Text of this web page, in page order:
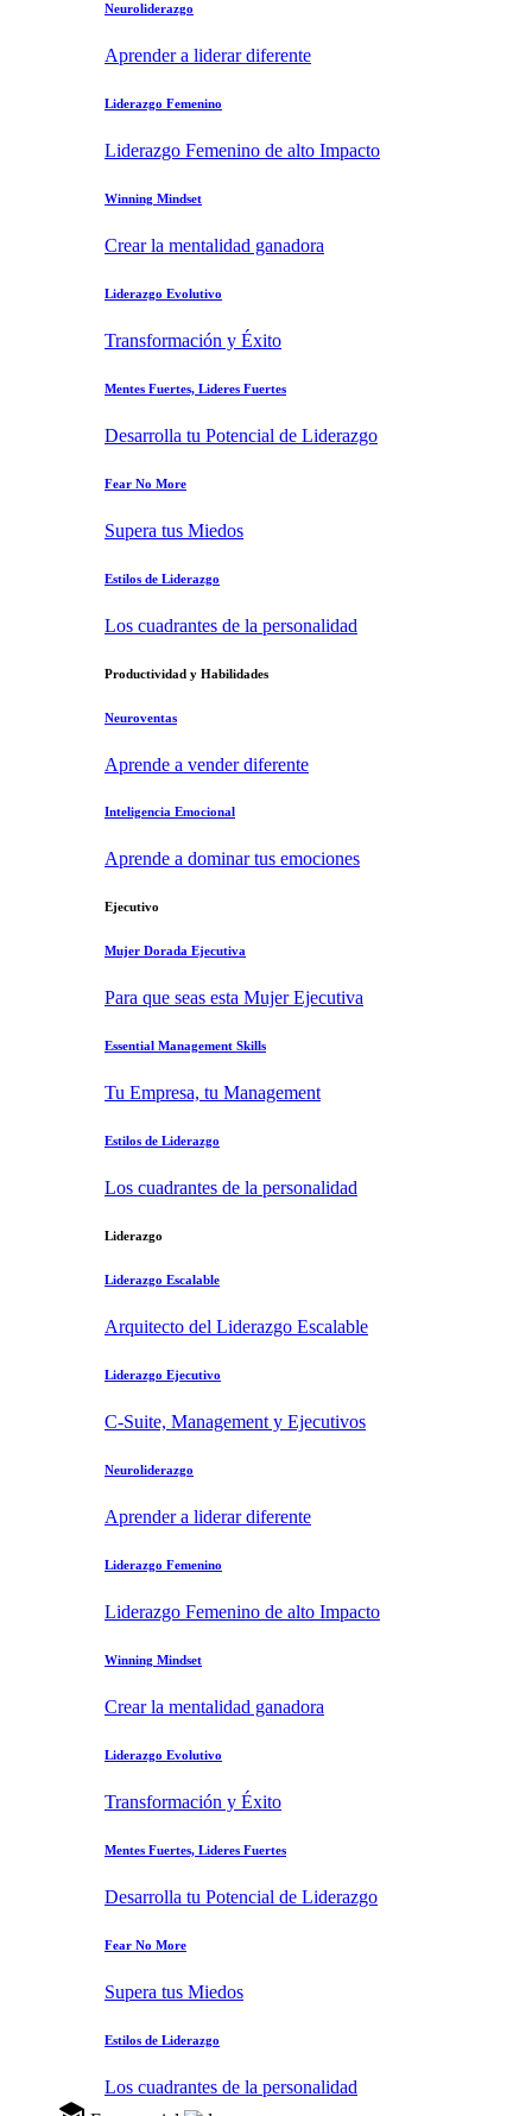
Neuroliderazgo
Aprender a liderar diferente
Liderazgo Femenino
Liderazgo Femenino de alto Impacto
Winning Mindset
Crear la mentalidad ganadora
Liderazgo Evolutivo
Transformación y Éxito
Mentes Fuertes, Lideres Fuertes
Desarrolla tu Potencial de Liderazgo
Fear No More
Supera tus Miedos
Estilos de Liderazgo
Los cuadrantes de la personalidad
Productividad y Habilidades
Neuroventas
Aprende a vender diferente
Inteligencia Emocional
Aprende a dominar tus emociones
Ejecutivo
Mujer Dorada Ejecutiva
Para que seas esta Mujer Ejecutiva
Essential Management Skills
Tu Empresa, tu Management
Estilos de Liderazgo
Los cuadrantes de la personalidad
Liderazgo
Liderazgo Escalable
Arquitecto del Liderazgo Escalable
Liderazgo Ejecutivo
C-Suite, Management y Ejecutivos
Neuroliderazgo
Aprender a liderar diferente
Liderazgo Femenino
Liderazgo Femenino de alto Impacto
Winning Mindset
Crear la mentalidad ganadora
Liderazgo Evolutivo
Transformación y Éxito
Mentes Fuertes, Lideres Fuertes
Desarrolla tu Potencial de Liderazgo
Fear No More
Supera tus Miedos
Estilos de Liderazgo
Los cuadrantes de la personalidad